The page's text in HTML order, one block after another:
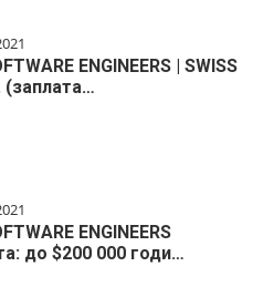
ENGINEERS | SWISS
(заплата…
ENGINEERS
до $200 000 годи…